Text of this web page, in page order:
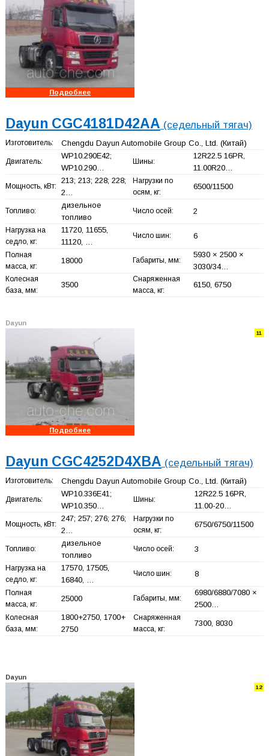
Подробнее
Dayun CGC4181D42AA (седельный тягач)
Изготовитель: Chengdu Dayun Automobile Group Co., Ltd. (Китай)
Двигатель:
WP10.290E42;
WP10.290…
Шины:
12R22.5 16PR,
11.00R20…
Мощность, кВт:
213; 213; 228; 228;
2…
Нагрузки по
осям, кг:
6500/11500
Топливо:
дизельное
топливо
Число осей: 2
Нагрузка на
седло, кг:
11720, 11655,
11120, …
Число шин: 6
Полная
масса, кг:
18000 Габариты, мм:
5930 × 2500 ×
3030/34…
Колесная
база, мм:
3500
Снаряженная
масса, кг:
6150, 6750
Dayun
11
Подробнее
Dayun CGC4252D4XBA (седельный тягач)
Изготовитель: Chengdu Dayun Automobile Group Co., Ltd. (Китай)
Двигатель:
WP10.336E41;
WP10.350…
Шины:
12R22.5 16PR,
11.00-20…
Мощность, кВт:
247; 257; 276; 276;
2…
Нагрузки по
осям, кг:
6750/6750/11500
Топливо:
дизельное
топливо
Число осей: 3
Нагрузка на
седло, кг:
17570, 17505,
16840, …
Число шин: 8
Полная
масса, кг:
25000 Габариты, мм:
6980/6880/7080 ×
2500…
Колесная
база, мм:
1800+2750, 1700+
2750
Снаряженная
масса, кг:
7300, 8030
Dayun
12